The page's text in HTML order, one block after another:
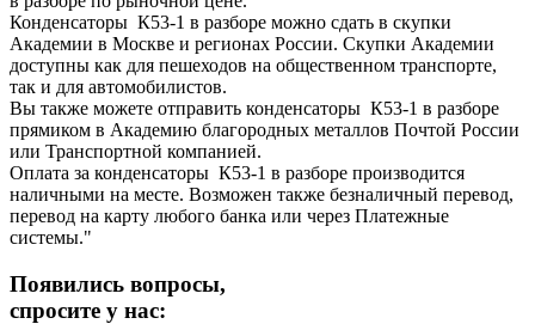
Конденсаторы К53-1 в разборе можно сдать в скупки
Академии в Москве и регионах России. Скупки Академии
доступны как для пешеходов на общественном транспорте,
так и для автомобилистов.
Вы также можете отправить конденсаторы К53-1 в разборе
прямиком в Академию благородных металлов Почтой России
или Транспортной компанией.
Оплата за конденсаторы К53-1 в разборе производится
наличными на месте. Возможен также безналичный перевод,
перевод на карту любого банка или через Платежные
системы."
Появились вопросы,
спросите у нас: